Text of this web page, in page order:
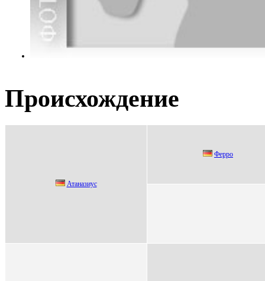
Происхождение
Атaнaзиус
Ферро